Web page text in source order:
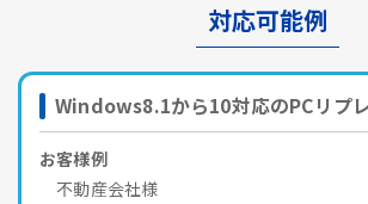
対応可能例
Windows8.1から10対応のPCリプ
お客様例
不動産会社様